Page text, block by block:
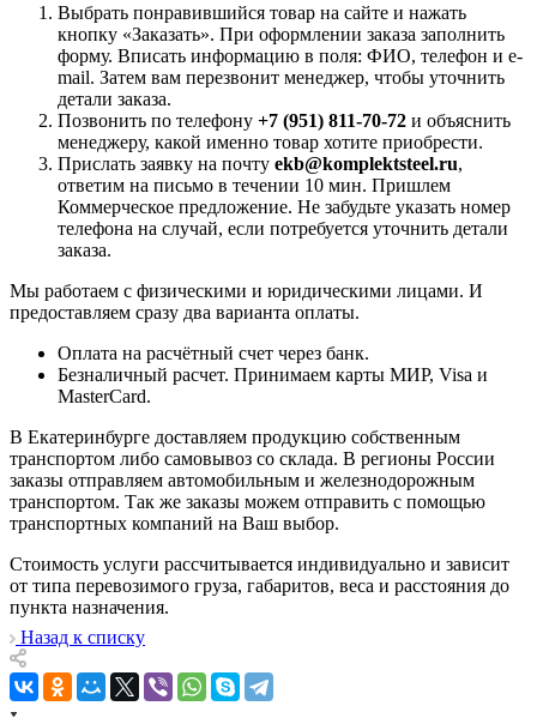
Выбрать понравившийся товар на сайте и нажать
кнопку «Заказать». При оформлении заказа заполнить
форму. Вписать информацию в поля: ФИО, телефон и e-
mail. Затем вам перезвонит менеджер, чтобы уточнить
детали заказа.
Позвонить по телефону +7 (951) 811-70-72 и объяснить
менеджеру, какой именно товар хотите приобрести.
Прислать заявку на почту ekb@komplektsteel.ru,
ответим на письмо в течении 10 мин. Пришлем
Коммерческое предложение. Не забудьте указать номер
телефона на случай, если потребуется уточнить детали
заказа.
Мы работаем с физическими и юридическими лицами. И
предоставляем сразу два варианта оплаты.
Оплата на расчётный счет через банк.
Безналичный расчет. Принимаем карты МИР, Visa и
MasterCard.
В Екатеринбурге доставляем продукцию собственным
транспортом либо самовывоз со склада. В регионы России
заказы отправляем автомобильным и железнодорожным
транспортом. Так же заказы можем отправить с помощью
транспортных компаний на Ваш выбор.
Стоимость услуги рассчитывается индивидуально и зависит
от типа перевозимого груза, габаритов, веса и расстояния до
пункта назначения.
Назад к списку